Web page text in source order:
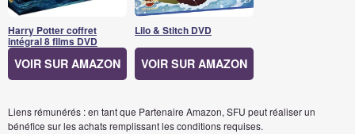
Harry Potter coffret
intégral 8 films DVD
VOIR SUR AMAZON
Lilo & Stitch DVD
VOIR SUR AMAZON
Liens rémunérés : en tant que Partenaire Amazon, SFU peut réaliser un
bénéfice sur les achats remplissant les conditions requises.